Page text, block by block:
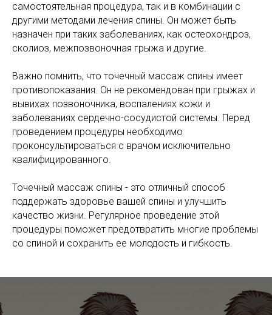
самостоятельная процедура, так и в комбинации с
другими методами лечения спины. Он может быть
назначен при таких заболеваниях, как остеохондроз,
сколиоз, межпозвоночная грыжа и другие.
Важно помнить, что точечный массаж спины имеет
противопоказания. Он не рекомендован при грыжах и
вывихах позвоночника, воспалениях кожи и
заболеваниях сердечно-сосудистой системы. Перед
проведением процедуры необходимо
проконсультироваться с врачом исключительно
квалифицированного.
Точечный массаж спины - это отличный способ
поддержать здоровье вашей спины и улучшить
качество жизни. Регулярное проведение этой
процедуры поможет предотвратить многие проблемы
со спиной и сохранить ее молодость и гибкость.